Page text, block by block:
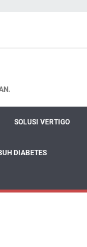
SOLUSI VERTIGO
DIABETES